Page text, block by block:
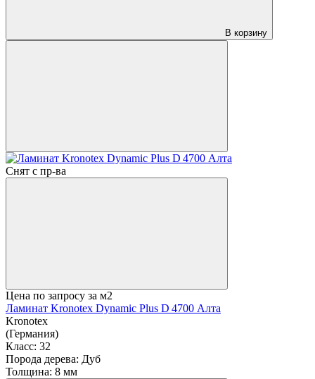
В корзину
Снят с пр-ва
Цена по запросу за м2
Ламинат Kronotex Dynamic Plus D 4700 Алта
Kronotex
(Германия)
Класс: 32
Порода дерева: Дуб
Толщина: 8 мм